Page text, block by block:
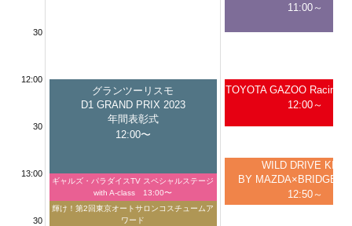
30
12:00
30
13:00
30
グランツーリスモ
D1 GRAND PRIX 2023
年間表彰式
12:00〜
ギャルズ・パラダイスTV スペシャルステージ
with A-class　13:00〜
輝け！第2回東京オートサロンコスチュームア
ワード
11:00～
TOYOTA GAZOO Racing
12:00～
WILD DRIVE KIDS
BY
12:50～